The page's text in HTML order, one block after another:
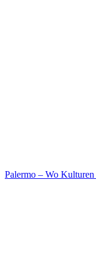
Palermo – Wo Kulturen